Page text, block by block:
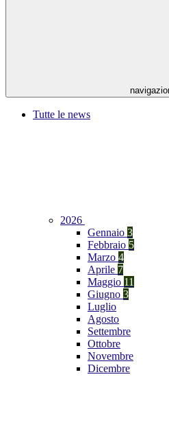
Tutte le news
2026
Gennaio 3
Febbraio 5
Marzo 4
Aprile 7
Maggio 11
Giugno 3
Luglio
Agosto
Settembre
Ottobre
Novembre
Dicembre